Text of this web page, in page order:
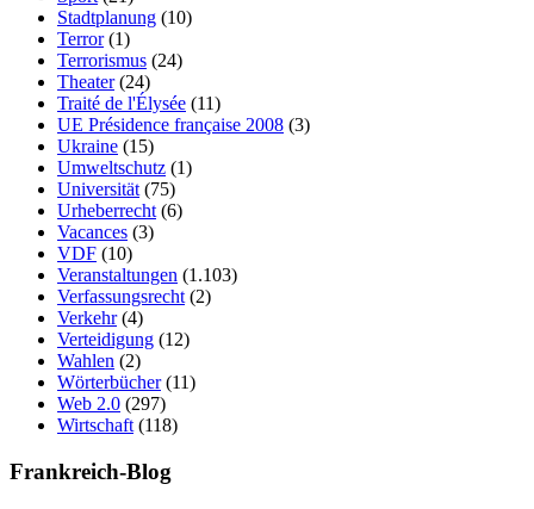
Stadtplanung (10)
Terror(1)
Terrorismus (24)
Theater(24)
Traité de l'Élysée (11)
UE Présidence française 2008 (3)
Ukraine (15)
Umweltschutz (1)
Universität(75)
Urheberrecht(6)
Vacances (3)
VDF (10)
Veranstaltungen (1.103)
Verfassungsrecht(2)
Verkehr(4)
Verteidigung (12)
Wahlen (2)
Wörterbücher(11)
Web 2.0 (297)
Wirtschaft(118)
Frankreich-Blog